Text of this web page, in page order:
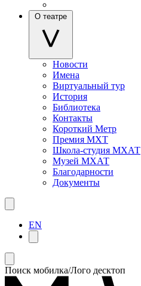
О театре
Новости
Имена
Виртуальный тур
История
Библиотека
Контакты
Короткий Метр
Премия МХТ
Школа-студия МХАТ
Музей МХАТ
Благодарности
Документы
EN
Поиск мобилка/Лого десктоп